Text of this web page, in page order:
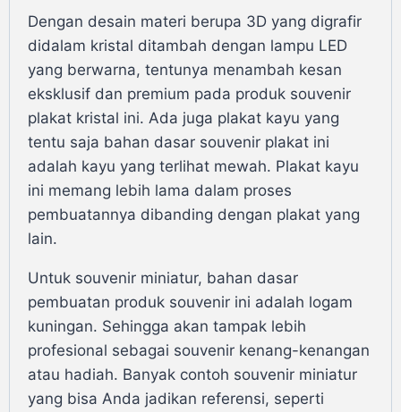
Dengan desain materi berupa 3D yang digrafir
didalam kristal ditambah dengan lampu LED
yang berwarna, tentunya menambah kesan
eksklusif dan premium pada produk souvenir
plakat kristal ini. Ada juga plakat kayu yang
tentu saja bahan dasar souvenir plakat ini
adalah kayu yang terlihat mewah. Plakat kayu
ini memang lebih lama dalam proses
pembuatannya dibanding dengan plakat yang
lain.
Untuk souvenir miniatur, bahan dasar
pembuatan produk souvenir ini adalah logam
kuningan. Sehingga akan tampak lebih
profesional sebagai souvenir kenang-kenangan
atau hadiah. Banyak contoh souvenir miniatur
yang bisa Anda jadikan referensi, seperti